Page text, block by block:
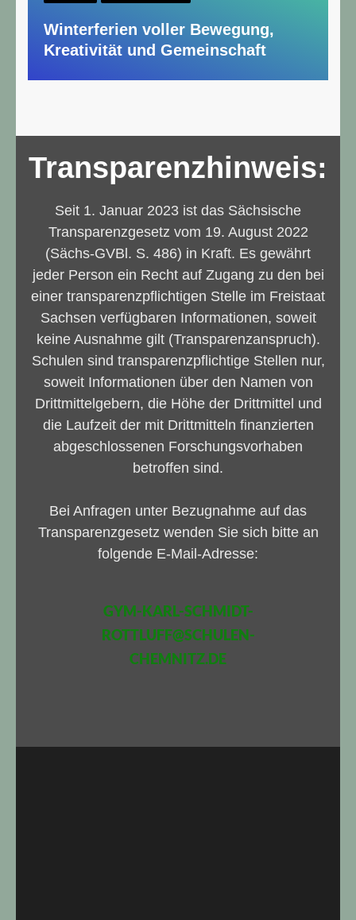
Winterferien voller Bewegung,
Kreativität und Gemeinschaft
Transparenzhinweis:
Seit 1. Januar 2023 ist das Sächsische
Transparenzgesetz vom 19. August 2022
(Sächs-GVBl. S. 486) in Kraft. Es gewährt
jeder Person ein Recht auf Zugang zu den bei
einer transparenzpflichtigen Stelle im Freistaat
Sachsen verfügbaren Informationen, soweit
keine Ausnahme gilt (Transparenzanspruch).
Schulen sind transparenzpflichtige Stellen nur,
soweit Informationen über den Namen von
Drittmittelgebern, die Höhe der Drittmittel und
die Laufzeit der mit Drittmitteln finanzierten
abgeschlossenen Forschungsvorhaben
betroffen sind.
Bei Anfragen unter Bezugnahme auf das
Transparenzgesetz wenden Sie sich bitte an
folgende E-Mail-Adresse:
GYM-KARL-SCHMIDT-
ROTTLUFF@SCHULEN-
CHEMNITZ.DE